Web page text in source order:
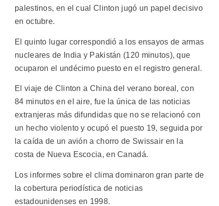
palestinos, en el cual Clinton jugó un papel decisivo
en octubre.
El quinto lugar correspondió a los ensayos de armas
nucleares de India y Pakistán (120 minutos), que
ocuparon el undécimo puesto en el registro general.
El viaje de Clinton a China del verano boreal, con
84 minutos en el aire, fue la única de las noticias
extranjeras más difundidas que no se relacionó con
un hecho violento y ocupó el puesto 19, seguida por
la caída de un avión a chorro de Swissair en la
costa de Nueva Escocia, en Canadá.
Los informes sobre el clima dominaron gran parte de
la cobertura periodística de noticias
estadounidenses en 1998.